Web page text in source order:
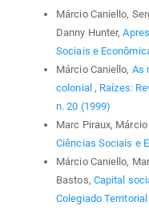
Márcio Caniello,
Danny Hunter,
Sociais e
Márcio Caniello, As
colonial , Raízes:
n. 20 (1999)
Marc Piraux, Márcio
Ciências Sociais e
Márcio Caniello,
Bastos, Capital
Colegiado